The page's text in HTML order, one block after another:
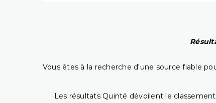
Vous êtes à la recherche d'une source fiable
Les résultats Quinté dévoilent le